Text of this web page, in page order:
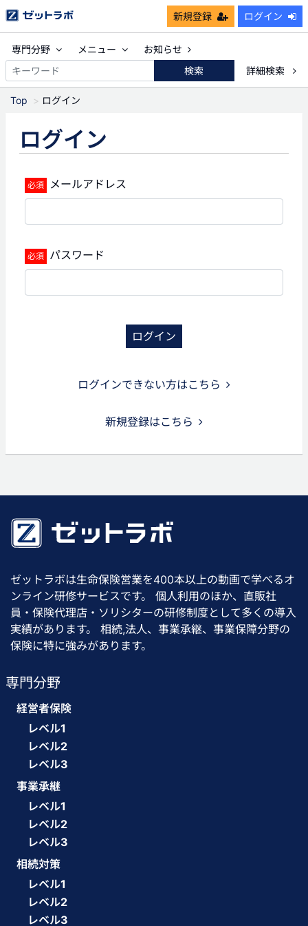
新規登録 ログイン
専門分野 メニュー
お知らせ
検索
詳細検索
Top ログイン
ログイン
メールアドレス
パスワード
ログイン
ログインできない方はこちら
新規登録はこちら
ゼットラボは生命保険営業を400本以上の動画で学べるオ
ンライン研修サービスです。 個人利用のほか、直販社
員・保険代理店・ソリシターの研修制度として多くの導入
実績があります。 相続,法人、事業承継、事業保障分野の
保険に特に強みがあります。
専門分野
経営者保険
レベル1
レベル2
レベル3
事業承継
レベル1
レベル2
レベル3
相続対策
レベル1
レベル2
レベル3